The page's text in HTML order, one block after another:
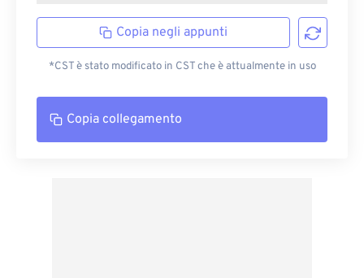
Copia negli appunti
*CST è stato modificato in CST che è attualmente in uso
Copia collegamento